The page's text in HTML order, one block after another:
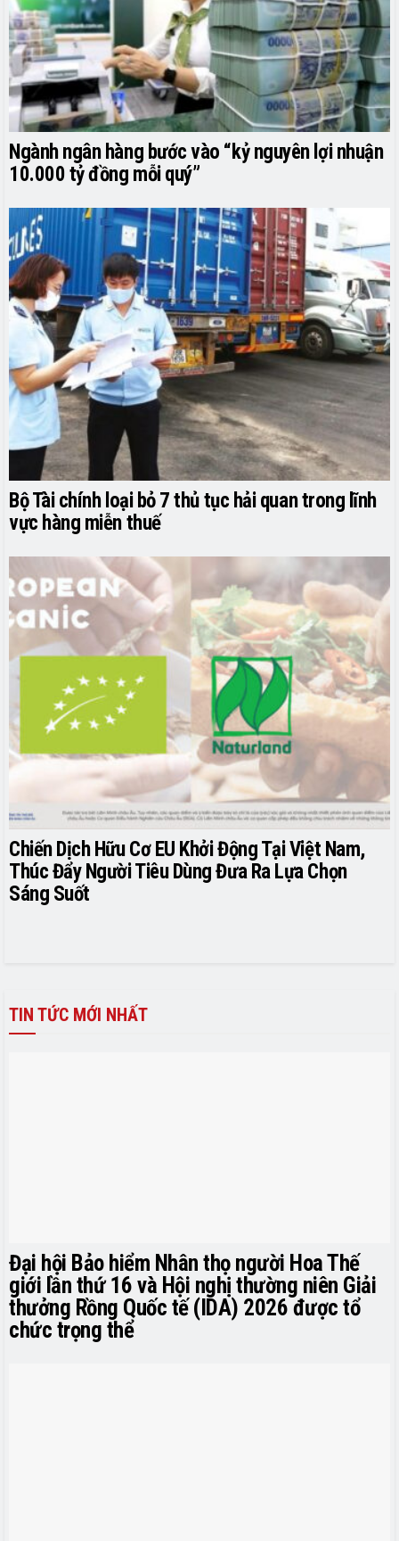
Ngành ngân hàng bước vào “kỷ nguyên lợi nhuận
10.000 tỷ đồng mỗi quý”
Bộ Tài chính loại bỏ 7 thủ tục hải quan trong lĩnh
vực hàng miễn thuế
Chiến Dịch Hữu Cơ EU Khởi Động Tại Việt Nam,
Thúc Đẩy Người Tiêu Dùng Đưa Ra Lựa Chọn
Sáng Suốt
TIN TỨC MỚI NHẤT
Đại hội Bảo hiểm Nhân thọ người Hoa Thế
giới lần thứ 16 và Hội nghị thường niên Giải
thưởng Rồng Quốc tế (IDA) 2026 được tổ
chức trọng thể